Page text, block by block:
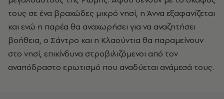
τους σε ένα βραχώδες μικρό νησί, η Άννα εξαφανίζεται
και ενώ η παρέα θα αναχωρήσει για να αναζητήσει
βοήθεια, ο Σάντρο και η Κλαούντια θα παραμείνουν
στο νησί, επικίνδυνα στροβιλιζόμενοι από τον
αναπόδραστο ερωτισμό που αναδύεται ανάμεσά τους.